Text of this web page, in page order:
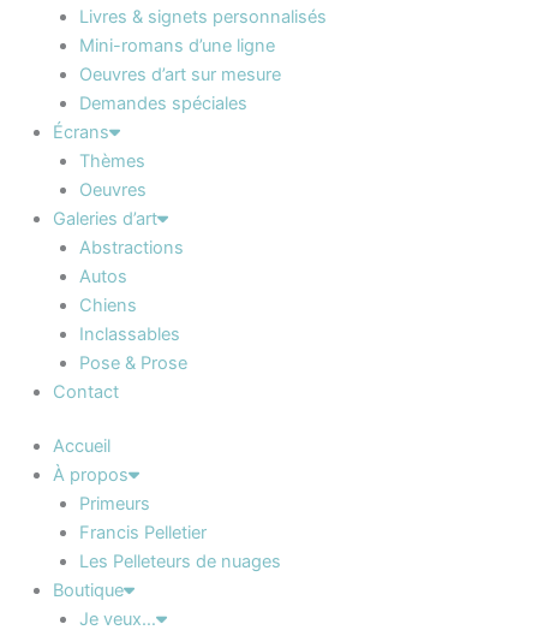
Livres & signets personnalisés
Mini-romans d’une ligne
Oeuvres d’art sur mesure
Demandes spéciales
Écrans
Thèmes
Oeuvres
Galeries d’art
Abstractions
Autos
Chiens
Inclassables
Pose & Prose
Contact
Accueil
À propos
Primeurs
Francis Pelletier
Les Pelleteurs de nuages
Boutique
Je veux…